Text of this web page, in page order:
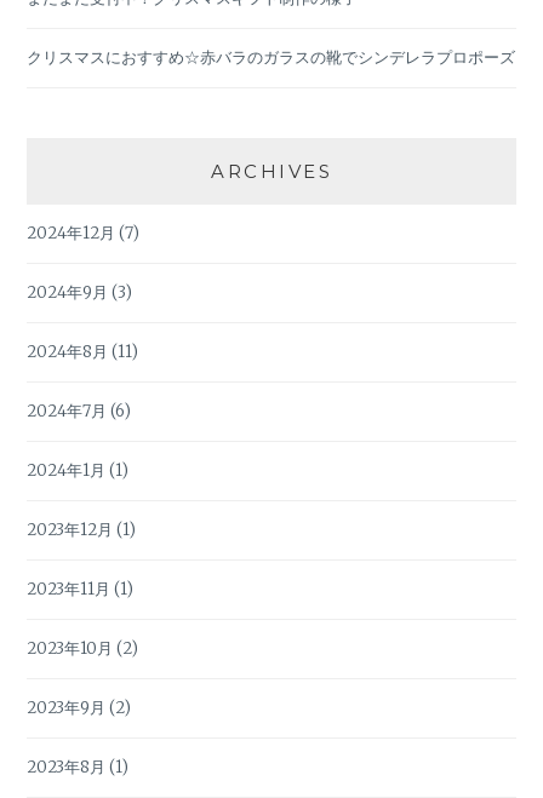
クリスマスにおすすめ☆赤バラのガラスの靴でシンデレラプロポーズ
ARCHIVES
2024年12月 (7)
2024年9月 (3)
2024年8月 (11)
2024年7月 (6)
2024年1月 (1)
2023年12月 (1)
2023年11月 (1)
2023年10月 (2)
2023年9月 (2)
2023年8月 (1)